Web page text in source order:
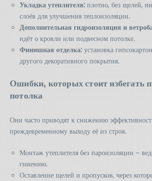
Укладка утеплителя: плотно, без щелей,
слоёв для улучшения теплоизоляции.
Дополнительная гидроизоляция и
идёт о кровли или подвесном потолке.
Финишная отделка: установка
другого декоративного покрытия.
Ошибки, которых стоит избегать
потолка
Они часто приводят к снижению
преждевременному выходу её из строя.
Монтаж утеплителя без пароизоляции –
гниению.
Оставление щелей и пропусков, через